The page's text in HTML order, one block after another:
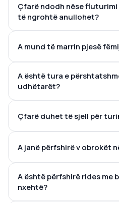
Çfarë ndodh nëse fluturimi
të ngrohtë anullohet?
A mund të marrin pjesë
A është tura e
udhëtarët?
Çfarë duhet të sjell për
A janë përfshirë v obrokët
A është përfshirë rides me
nxehtë?